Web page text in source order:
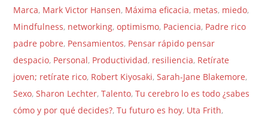
Marca, Mark Victor Hansen, Máxima eficacia, metas, miedo,
Mindfulness, networking,optimismo, Paciencia, Padre rico
padre pobre, Pensamientos, Pensar rápido pensar
despacio, Personal, Productividad, resiliencia, Retírate
joven; retírate rico, Robert Kiyosaki,Sarah-Jane Blakemore,
Sexo,Sharon Lechter,Talento,Tu cerebro lo es todo ¿sabes
cómo y por qué decides?,Tu futuro es hoy, Uta Frith,